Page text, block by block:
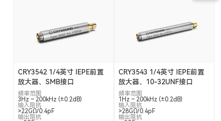
CRY3542 1/4英寸 IEPE前置
放大器、SMB接口
频率范围
3Hz ~ 200kHz (±0.2dB)
输入阻抗
>22GΩ/0.4pF
输出阻抗
CRY3543 1/4英寸 IEPE前置
放大器、10-32UNF接口
频率范围
1Hz ~ 200kHz (±0.2dB)
输入阻抗
>28GΩ/0.4pF
输出阻抗